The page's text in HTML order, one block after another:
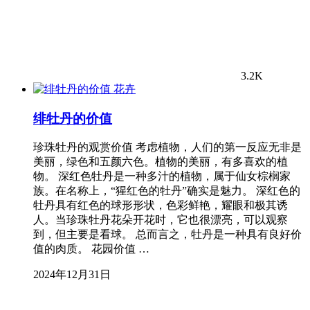
3.2K
花卉
绯牡丹的价值
珍珠牡丹的观赏价值 考虑植物，人们的第一反应无非是
美丽，绿色和五颜六色。植物的美丽，有多喜欢的植
物。 深红色牡丹是一种多汁的植物，属于仙女棕榈家
族。在名称上，“猩红色的牡丹”确实是魅力。 深红色的
牡丹具有红色的球形形状，色彩鲜艳，耀眼和极其诱
人。当珍珠牡丹花朵开花时，它也很漂亮，可以观察
到，但主要是看球。 总而言之，牡丹是一种具有良好价
值的肉质。 花园价值 …
2024年12月31日